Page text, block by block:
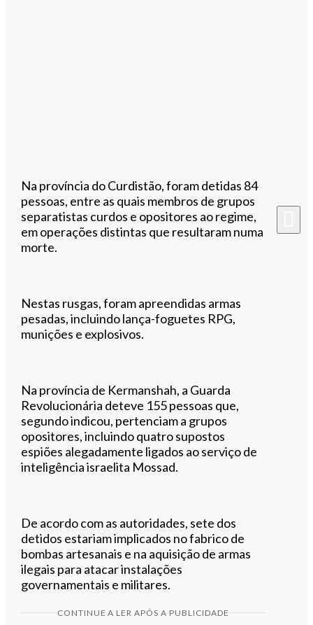
Na província do Curdistão, foram detidas 84
pessoas, entre as quais membros de grupos
separatistas curdos e opositores ao regime,
em operações distintas que resultaram numa
morte.
Nestas rusgas, foram apreendidas armas
pesadas, incluindo lança-foguetes RPG,
munições e explosivos.
Na província de Kermanshah, a Guarda
Revolucionária deteve 155 pessoas que,
segundo indicou, pertenciam a grupos
opositores, incluindo quatro supostos
espiões alegadamente ligados ao serviço de
inteligência israelita Mossad.
De acordo com as autoridades, sete dos
detidos estariam implicados no fabrico de
bombas artesanais e na aquisição de armas
ilegais para atacar instalações
governamentais e militares.
CONTINUE A LER APÓS A PUBLICIDADE